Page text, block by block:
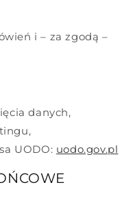
i – za zgodą –
danych,
UODO: uodo.gov.pl